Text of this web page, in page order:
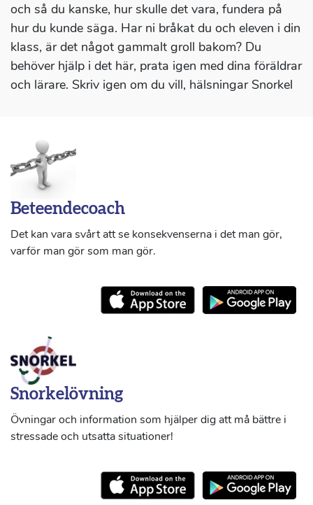
och så du kanske, hur skulle det vara, fundera på
hur du kunde säga. Har ni bråkat du och eleven i din
klass, är det något gammalt groll bakom? Du
behöver hjälp i det här, prata igen med dina föräldrar
och lärare. Skriv igen om du vill, hälsningar Snorkel
Beteendecoach
Det kan vara svårt att se konsekvenserna i det man gör,
varför man gör som man gör.
Snorkelövning
Övningar och information som hjälper dig att må bättre i
stressade och utsatta situationer!